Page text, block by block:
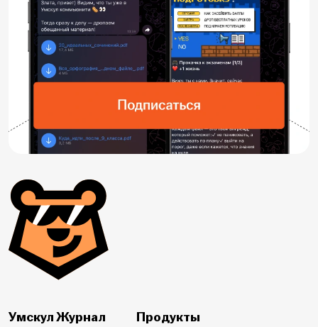
Умскул Журнал
Продукты